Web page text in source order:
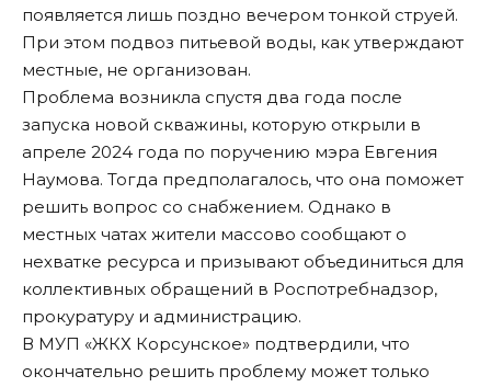
появляется лишь поздно вечером тонкой струей.
При этом подвоз питьевой воды, как утверждают
местные, не организован.
Проблема возникла спустя два года после
запуска новой скважины, которую открыли в
апреле 2024 года по поручению мэра Евгения
Наумова. Тогда предполагалось, что она поможет
решить вопрос со снабжением. Однако в
местных чатах жители массово сообщают о
нехватке ресурса и призывают объединиться для
коллективных обращений в Роспотребнадзор,
прокуратуру и администрацию.
В МУП «ЖКХ Корсунское» подтвердили, что
окончательно решить проблему может только